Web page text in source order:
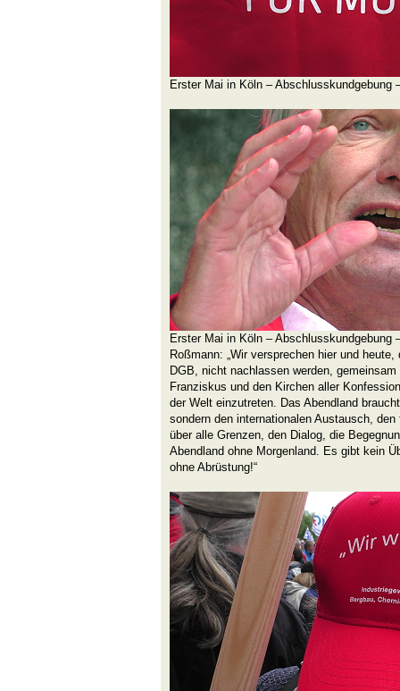
Erster Mai in Köln – Abschlusskundgebung
Erster Mai in Köln – Abschlusskundgebung
Roßmann: „Wir versprechen hier und
DGB, nicht nachlassen werden,
Franziskus und den Kirchen aller
der Welt einzutreten. Das Abendland
sondern den internationalen Austausch,
über alle Grenzen, den Dialog, die
Abendland ohne Morgenland. Es gibt kein
ohne Abrüstung!“